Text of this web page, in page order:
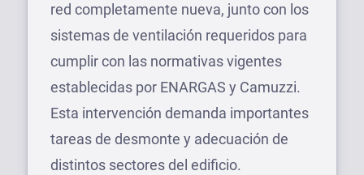
red completamente nueva, junto con los
sistemas de ventilación requeridos para
cumplir con las normativas vigentes
establecidas por ENARGAS y Camuzzi.
Esta intervención demanda importantes
tareas de desmonte y adecuación de
distintos sectores del edificio.